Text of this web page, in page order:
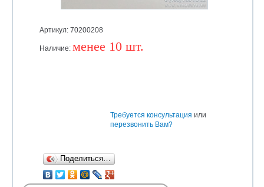
Артикул: 70200208
Наличие: менее 10 шт.
Поделиться…
Требуется консультация или
перезвонить Вам?